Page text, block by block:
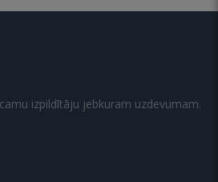
izpildītāju jebkuram uzdevumam.